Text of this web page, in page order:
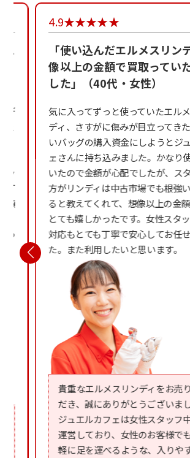
ス
デ
ェ
ッ
丁
額
っ
4.9
「使い込んだエルメスリン
像以上の金額で買取ってい
した」（40代・女性）
気に入ってずっと使っていたエル
ディ、さすがに傷みが目立ってき
いバッグの購入資金にしようとジ
ェさんに持ち込みました。かなり
いたので金額が心配でしたが、ス
方がリンディは中古市場でも根強
ると教えてくれて、想像以上の金
とても嬉しかったです。女性スタ
対応もとても丁寧で安心してお任
た。また利用したいと思います。
貴重なエルメスリンディをお売
だき、誠にありがとうございまし
ジュエルカフェは女性スタッフ
運営しており、女性のお客様で
軽に足を運べるような、入りや